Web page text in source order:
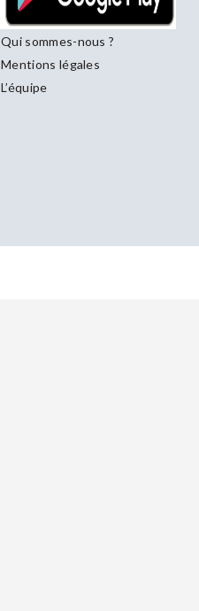
Qui sommes-nous ?
Mentions légales
L’équipe